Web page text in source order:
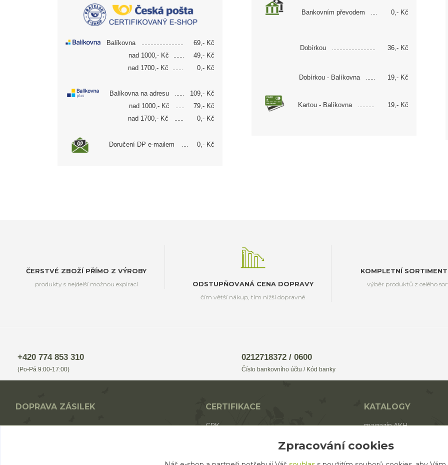
Balíkovna 69 ,- Kč
nad 1000,- Kč
49 ,- Kč
nad 1700,- Kč
0,- Kč
Balíkovna na adresu
109,- Kč
nad 1000,- Kč
79,- Kč
nad 1700,- Kč
0,- Kč
Doručení DP e-mailem 0,- Kč
Bankovním převodem 0,- Kč
Dobírkou 36,- Kč
Dobírkou - Balíkovna 19,- Kč
Kartou - Balíkovna 19 ,- Kč
ČERSTVÉ ZBOŽÍ PŘÍMO Z VÝROBY
produkty s nejdelší možnou expirací
ODSTUPŇOVANÁ CENA DOPRAVY
čím větší nákup, tím nižší dopravné
KOMPLETNÍ
výběr produktů z celého
+420 774 853 310
(Po-Pá 9:00-17:00)
0212718372 / 0600
Číslo bankovního účtu / Kód banky
DOPRAVA ZÁSILEK CERTIFIKACE
CPK
BIO produkt ECO zemědělství
KATALOGY
magazín AKH
katalog AKH
Zpracování cookies